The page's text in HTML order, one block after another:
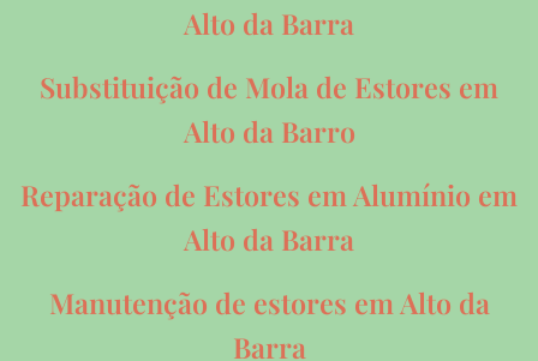
Alto da Barra
Substituição de Mola de Estores em
Alto da Barro
Reparação de Estores em Alumínio em
Alto da Barra
Manutenção de estores em Alto da
Barra